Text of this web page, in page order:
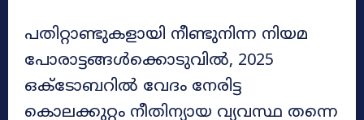
പതിറ്റാണ്ടുകളായി നീണ്ടുനിന്ന നിയമ
പോരാട്ടങ്ങൾക്കൊടുവിൽ, 2025
ഒക്ടോബറിൽ വേദം നേരിട്ട
കൊലക്കുറ്റം നീതിന്യായ വ്യവസ്ഥ തന്നെ